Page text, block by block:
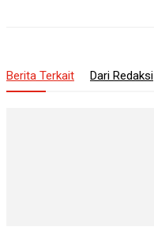
Berita Terkait Dari Redaksi